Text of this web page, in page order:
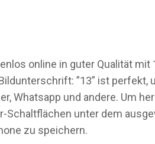
online in guter Qualität
”13” ist
Whatsapp und andere. Um
unter dem
zu speichern.